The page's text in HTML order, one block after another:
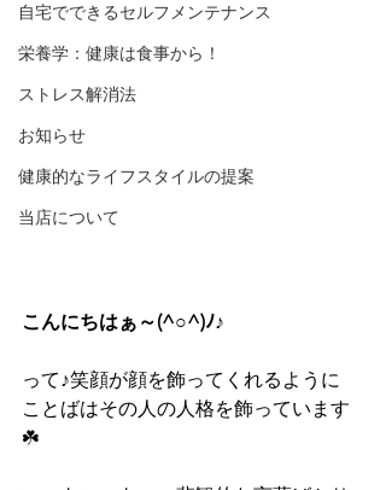
自宅でできるセルフメンテナンス
栄養学：健康は食事から！
ストレス解消法
お知らせ
健康的なライフスタイルの提案
当店について
こんにちはぁ～(^○^)ﾉ♪
って♪笑顔が顔を飾ってくれるように
ことばはその人の人格を飾っています
☘️